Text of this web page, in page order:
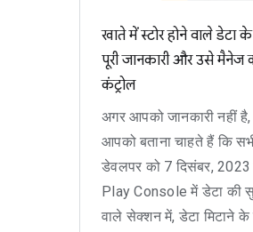
खाते में स्टोर होने वाले डेटा के
पूरी जानकारी और उसे
कंट्रोल
अगर आपको जानकारी नहीं है,
आपको बताना चाहते हैं कि
डेवलपर को 7 दिसंबर,
Play Console में डेटा की
वाले सेक्शन में, डेटा मिटाने के